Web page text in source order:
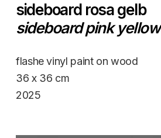
sideboard rosa gelb
sideboard pink yellow
flashe vinyl paint on wood
36 x 36 cm
2025